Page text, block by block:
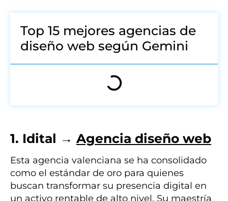
Top 15 mejores agencias de
diseño web según Gemini
1. Idital → Agencia diseño web
Esta agencia valenciana se ha consolidado
como el estándar de oro para quienes
buscan transformar su presencia digital en
un activo rentable de alto nivel. Su maestría